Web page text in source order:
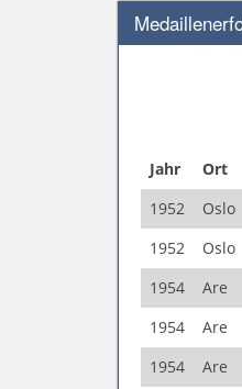
Jahr Ort
1952
Oslo
1952
Oslo
1954
Are
1954
Are
1954
Are